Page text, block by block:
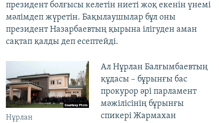
президент болғысы келетін ниеті жоқ екенін үнемі
мәлімдеп жүретін. Бақылаушылар бұл оны
президент Назарбаевтың қырына ілігуден аман
сақтап қалды деп есептейді.
Нұрлан
Ал Нұрлан Балғымбаевтың
құдасы – бұрынғы бас
прокурор әрі парламент
мәжілісінің бұрынғы
спикері Жармахан